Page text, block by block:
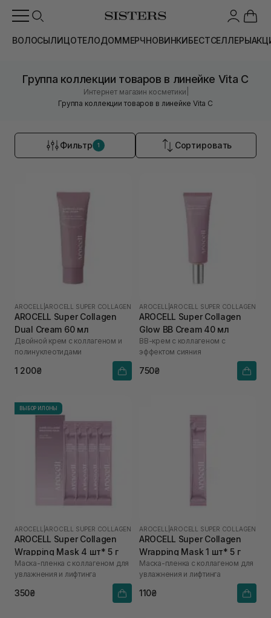
ВОЛОСЫЛИЦОТЕЛОДОММЕРЧНОВИНКИБЕСТСЕЛЛЕРЫ
Группа коллекции товаров в линейке Vita C
Интернет магазин косметики
Группа коллекции товаров в линейке Vita C
Фильтр 1 Сортировать
AROCELL AROCELL SUPER COLLAGEN
AROCELL Super Collagen
Dual Cream 60 мл
Двойной крем с коллагеном и
полинуклеотидами
1 200₴
AROCELL AROCELL SUPER COLLAGEN
AROCELL Super Collagen
Glow BB Cream 40 мл
ВВ-крем с коллагеном с
эффектом сияния
750₴
ВЫБОР ИЛОНЫ
AROCELL AROCELL SUPER COLLAGEN
AROCELL Super Collagen
Wrapping Mask 4 шт* 5 г
Маска-пленка с коллагеном для
увлажнения и лифтинга
350₴
AROCELL AROCELL SUPER COLLAGEN
AROCELL Super Collagen
Wrapping Mask 1 шт* 5 г
Маска-пленка с коллагеном для
увлажнения и лифтинга
110₴